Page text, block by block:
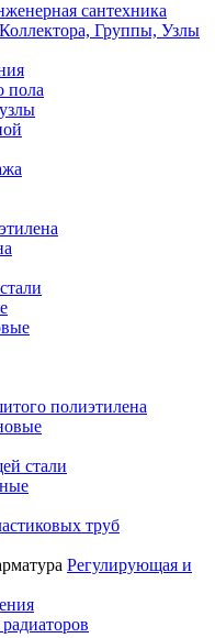
сантехника
Коллектора, Группы, Узлы
пола
полиэтилена
стали
труб
Регулирующая и